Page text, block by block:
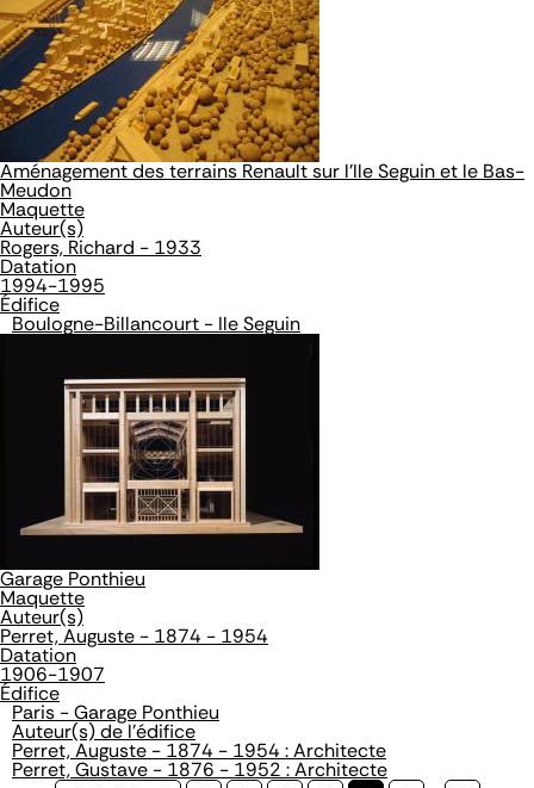
Aménagement des terrains Renault sur l'Ile Seguin et le Bas-
Meudon
Maquette
Auteur(s)
Rogers, Richard - 1933
Datation
1994-1995
Édifice
Boulogne-Billancourt - Ile Seguin
Garage Ponthieu
Maquette
Auteur(s)
Perret, Auguste - 1874 - 1954
Datation
1906-1907
Édifice
Paris - Garage Ponthieu
Auteur(s) de l'édifice
Perret, Auguste - 1874 - 1954 : Architecte
Perret, Gustave - 1876 - 1952 : Architecte